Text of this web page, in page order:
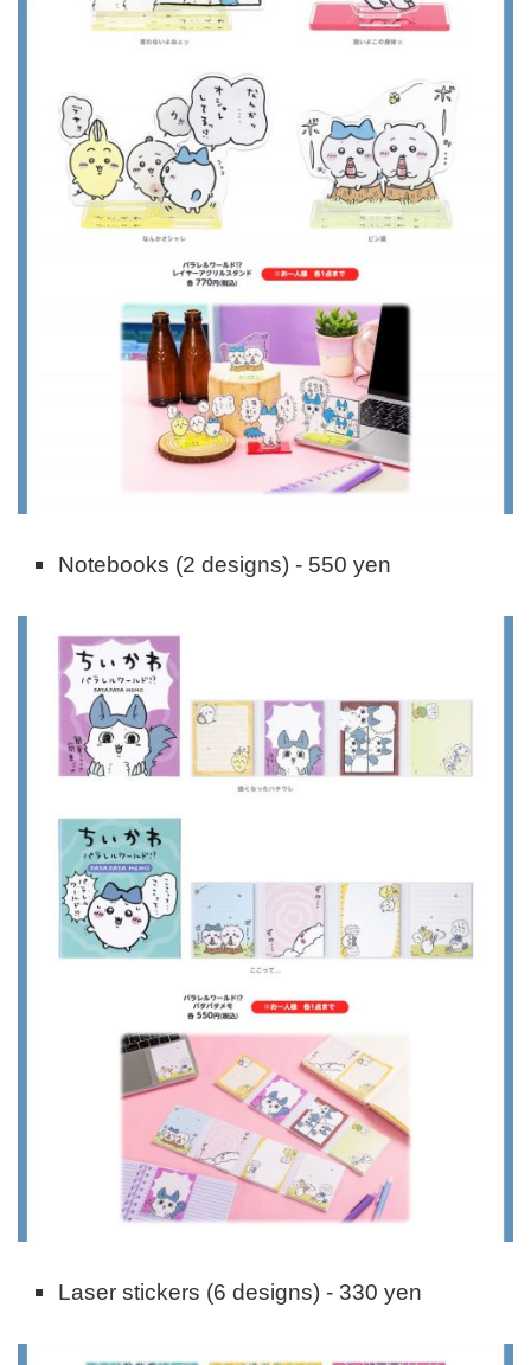
Notebooks (2 designs) - 550 yen
Laser stickers (6 designs) - 330 yen